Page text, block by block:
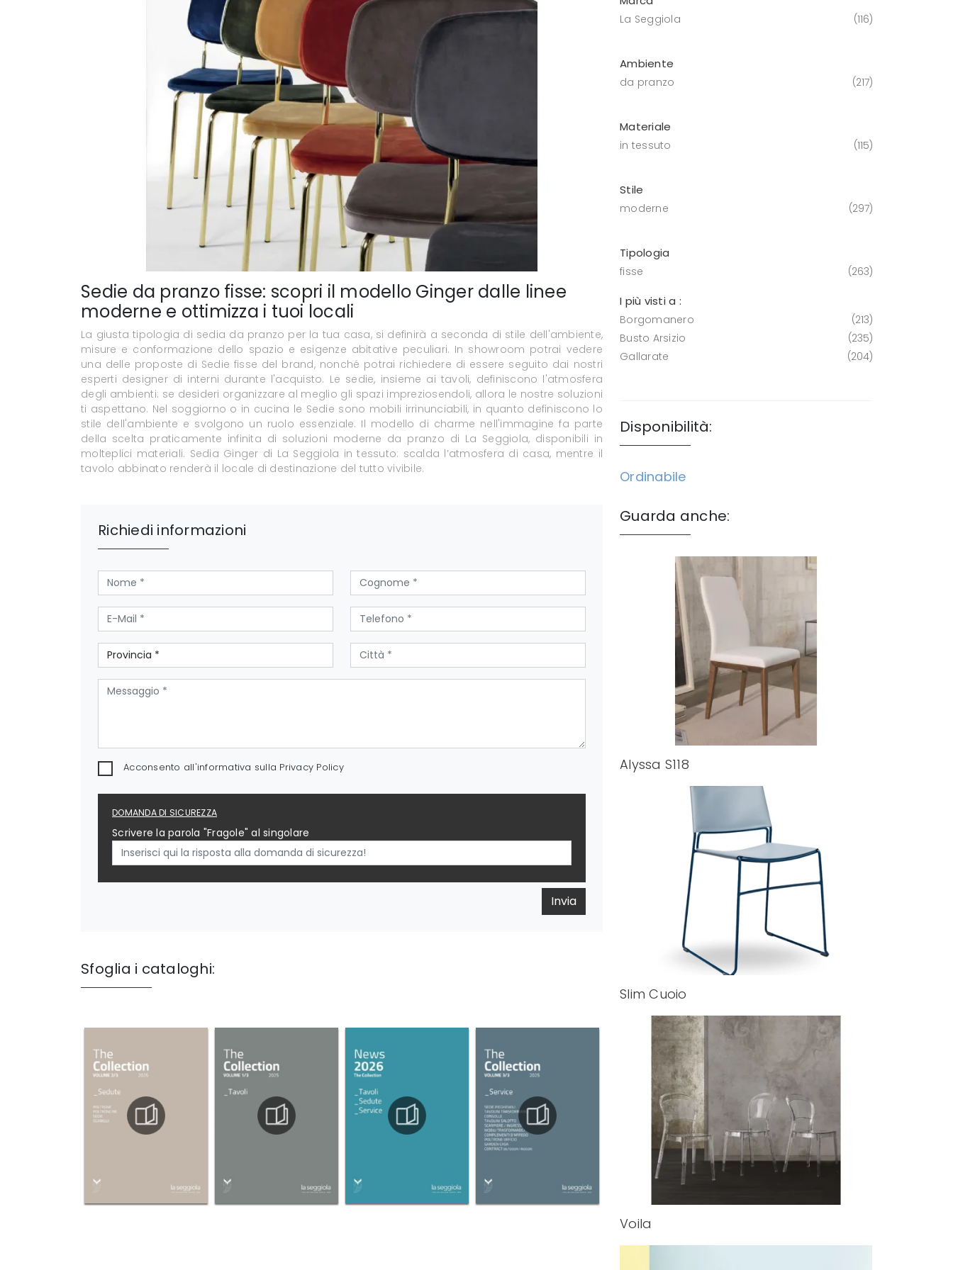
Sedie da pranzo fisse: scopri il modello Ginger dalle linee
moderne e ottimizza i tuoi locali
La giusta tipologia di sedia da pranzo per la tua casa, si definirà a seconda di stile dell'ambiente,
misure e conformazione dello spazio e esigenze abitative peculiari. In showroom potrai vedere
una delle proposte di Sedie fisse del brand, nonché potrai richiedere di essere seguito dai nostri
esperti designer di interni durante l'acquisto. Le sedie, insieme ai tavoli, definiscono l'atmosfera
degli ambienti: se desideri organizzare al meglio gli spazi impreziosendoli, allora le nostre soluzioni
ti aspettano. Nel soggiorno o in cucina le Sedie sono mobili irrinunciabili, in quanto definiscono lo
stile dell'ambiente e svolgono un ruolo essenziale. Il modello di charme nell'immagine fa parte
della scelta praticamente infinita di soluzioni moderne da pranzo di La Seggiola, disponibili in
molteplici materiali. Sedia Ginger di La Seggiola in tessuto: scalda l’atmosfera di casa, mentre il
tavolo abbinato renderà il locale di destinazione del tutto vivibile.
Richiedi informazioni
Acconsento all'informativa sulla Privacy Policy
DOMANDA DI SICUREZZA
Scrivere la parola "Fragole" al singolare
Invia
Sfoglia i cataloghi:
La Seggiola 116
Ambiente
da pranzo 217
Materiale
in tessuto 115
Stile
moderne 297
Tipologia
fisse 263
I più visti a :
Borgomanero
213
Busto Arsizio
235
Gallarate
204
Disponibilità:
Ordinabile
Guarda anche:
Alyssa S118
Slim Cuoio
Voila